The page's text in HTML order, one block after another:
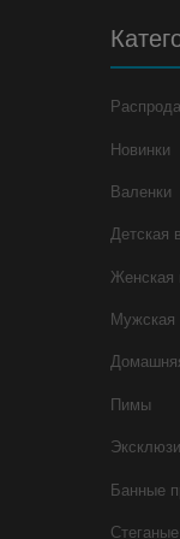
Новинки
Валенки
Детская
Женская
Мужская
Пимы
Банные